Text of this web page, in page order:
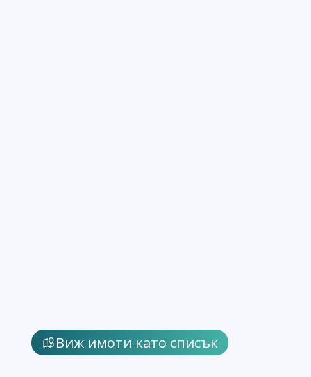
Виж имоти като списък